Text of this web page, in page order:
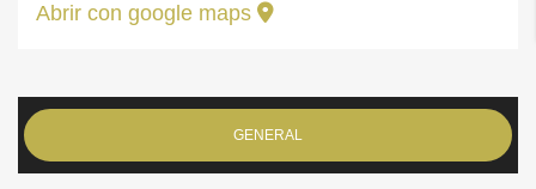
Abrir con google maps
GENERAL